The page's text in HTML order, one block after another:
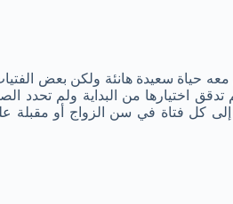
حياة سعيدة هانئة ولكن بعض
اختيارها من البداية ولم تحدد
كل فتاة في سن الزواج أو مقبلة